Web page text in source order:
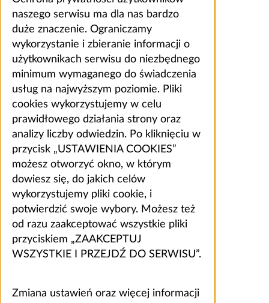
naszego serwisu ma dla nas bardzo
duże znaczenie. Ograniczamy
wykorzystanie i zbieranie informacji o
użytkownikach serwisu do niezbędnego
minimum wymaganego do świadczenia
usług na najwyższym poziomie. Pliki
cookies wykorzystujemy w celu
prawidłowego działania strony oraz
analizy liczby odwiedzin. Po kliknięciu w
przycisk „USTAWIENIA COOKIES”
możesz otworzyć okno, w którym
dowiesz się, do jakich celów
wykorzystujemy pliki cookie, i
potwierdzić swoje wybory. Możesz też
od razu zaakceptować wszystkie pliki
przyciskiem „ZAAKCEPTUJ
WSZYSTKIE I PRZEJDŹ DO SERWISU”.
Zmiana ustawień oraz więcej informacji